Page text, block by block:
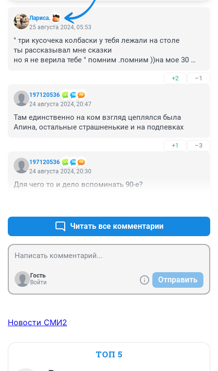
Лариса.
25 августа 2024, 05:53
" три кусочека колбаски у тебя лежали на столе
ты рассказывал мне сказки
но я не верила тебе " помним .помним ))на мое 30
интервью понравилось .нормальная такая тетка ..и
точно -паспортный возраст забываешь ..иногда
вспомнишь и думаешь -неужели мне правда столько
)и я тоже блогеров не смотрю ..лучше детективный
сериальчик .
+2 –1
197120536
24 августа 2024, 20:47
Там единственно на ком взгляд цеплялся была
Апина, остальные страшненькие и на подпевках
+1 –3
197120536
24 августа 2024, 20:30
Для чего то и дело вспоминать 90-е?
Читать все комментарии
Гость
Войти
Отправить
Новости СМИ2
ТОП 5